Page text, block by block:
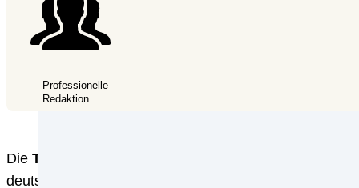
Professionelle
Redaktion
Die TF Bank
deutschen Markt aktiv ist. Das Kreditinstitut aus